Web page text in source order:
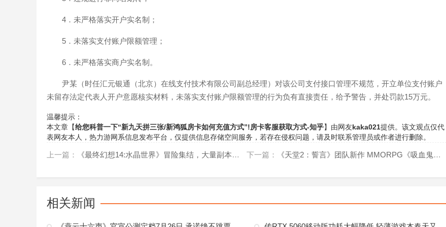
4．未严格落实开户实名制；
5．未落实支付账户限额管理；
6．未严格落实商户实名制。
尹某（时任汇元银通（北京）在线支付技术有限公司副总经理）对该公司支付接口管理不规范，开立单位支付账户
未留存法定代表人开户意愿核实材料，未落实支付账户限额管理的行为负有直接责任，给予警告，并处罚款15万元。
温馨提示：
本文章【给您科普一下“新九天拼三张/新鸿狐房卡如何充值方式”!房卡客服获取方式-知乎】由网友kaka021提供。该文观点仅代
表网友本人， 热力游网系信息发布平台，仅提供信息存储空间服务，若存在侵权问题，请及时联系管理员或作者进行删除。
上一篇： 《最终幻想14:水晶世界》冒险集结，大量副本等你挑战 下一篇： 《天堂2：誓言》团队新作 MMORPG《吸血鬼》公开预告视频
相关新闻